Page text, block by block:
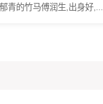
青的竹马傅润生,出身好,...